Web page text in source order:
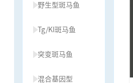
野生型斑马鱼
Tg/KI斑马鱼
突变斑马鱼
混合基因型